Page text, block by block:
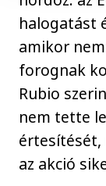
halogatást
amikor
forognak
Rubio
nem tette
értesítését,
az akció